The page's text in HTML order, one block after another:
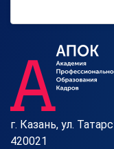
г. Казань, ул.
420021